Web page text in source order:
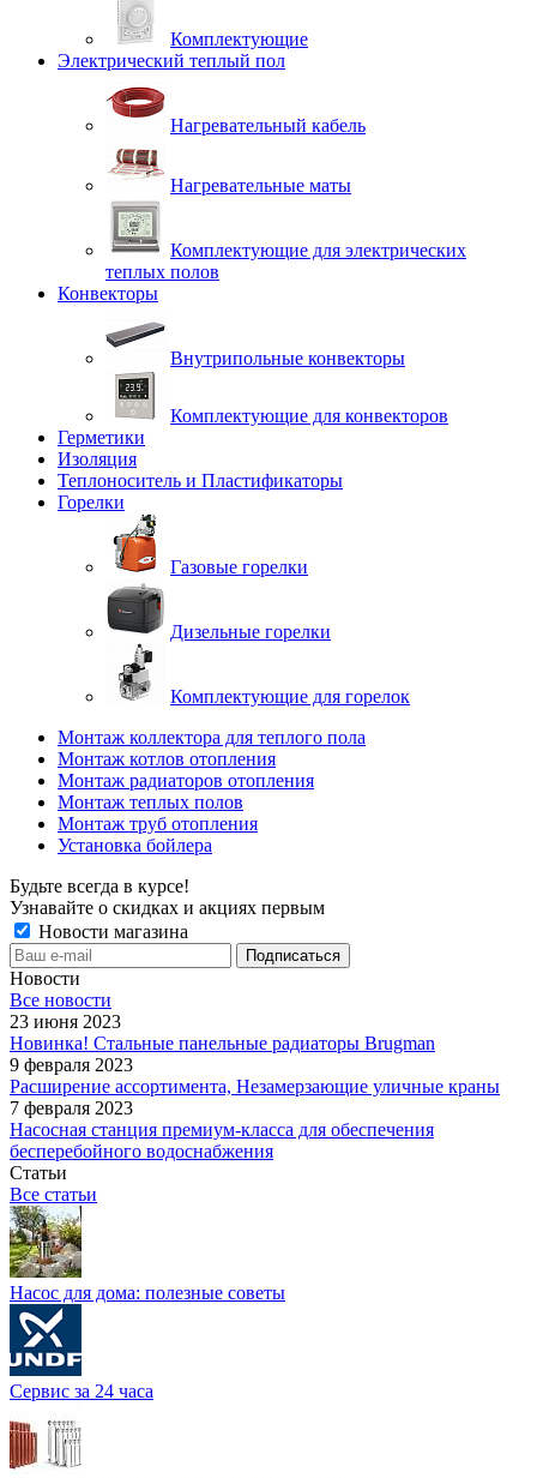
Комплектующие
Электрический теплый пол
Нагревательный кабель
Нагревательные маты
Комплектующие для электрических
теплых полов
Конвекторы
Внутрипольные конвекторы
Комплектующие для конвекторов
Герметики
Изоляция
Теплоноситель и Пластификаторы
Горелки
Газовые горелки
Дизельные горелки
Комплектующие для горелок
Монтаж коллектора для теплого пола
Монтаж котлов отопления
Монтаж радиаторов отопления
Монтаж теплых полов
Монтаж труб отопления
Установка бойлера
Будьте всегда в курсе!
Узнавайте о скидках и акциях первым
Новости магазина
Новости
Все новости
23 июня 2023
Новинка! Стальные панельные радиаторы Brugman
9 февраля 2023
Расширение ассортимента, Незамерзающие уличные краны
7 февраля 2023
Насосная станция премиум-класса для обеспечения
бесперебойного водоснабжения
Статьи
Все статьи
Насос для дома: полезные советы
Сервис за 24 часа